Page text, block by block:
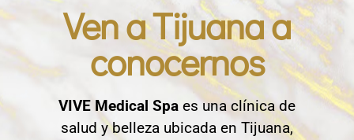
Ven a Tijuana a
conocernos
VIVE Medical Spa es una clínica de
salud y belleza ubicada en Tijuana,